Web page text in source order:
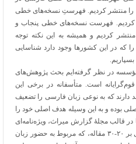
را منتشر کردیم. فهرستِ نسخه‌های خطی
کردیم. فهرست نسخه‌های خطی پنجاب و
کردیم و همیشه به این نکته توجه
که در این کشورها وجود دارد شناسایی
در نظر گرفته‌ایم بحث پژوهش‌های
قوم‌گرایانه است. متأسفانه در برخی این
دارند که به نوعی زبان فارسی را تضعیف
بوده و به این وسیله هدف اصلی خود را
در قالب مجلۀ گزارش میراث، ویژه‌نامه‌ای
چاپ کردیم، حدود ۲۰۰ صفحه و مشتمل بر ۲۰-۳۰ مقاله، که مربوط به حضور زبان